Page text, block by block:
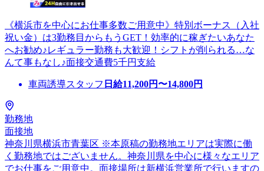
《横浜市を中心にお仕事多数ご用意中》特別ボーナス（入社
祝い金）は3勤務目からもうGET！効率的に稼ぎたいあなた
へお勧め♪レギュラー勤務も大歓迎！シフトが削られる…な
んて事もなし♪面接交通費5千円支給
車両誘導スタッフ 日給11,200円〜14,800円
勤務地
面接地
神奈川県横浜市青葉区 ※本原稿の勤務地エリアは実際に働
く勤務地ではございません。神奈川県を中心に様々なエリア
でお仕事をご用意中。面接場所は新横浜営業所で行いますの